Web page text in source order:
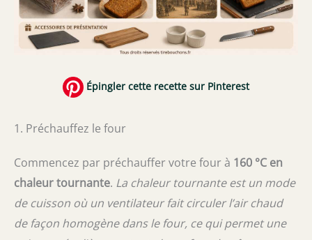
Épingler cette recette sur Pinterest
1. Préchauffez le four
Commencez par préchauffer votre four à 160 °C en
chaleur tournante. La chaleur tournante est un mode
de cuisson où un ventilateur fait circuler l’air chaud
de façon homogène dans le four, ce qui permet une